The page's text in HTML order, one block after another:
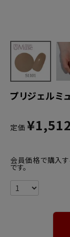
プリジェルミ
定価 ¥1,512
会員価格で購入
です。